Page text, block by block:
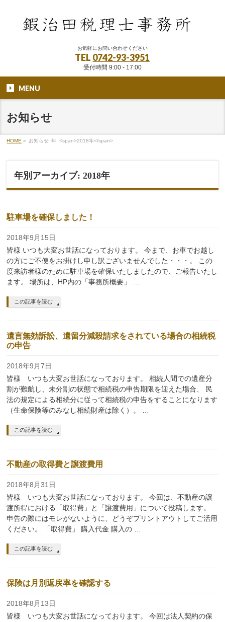
お気軽にお問い合わせください
TEL 0742-93-3951
受付時間 9:00 - 17:00
MENU
お知らせ
HOME » お知らせ 年: <span>2018年</span>
年別アーカイブ: 2018年
駐車場を確保しました！
2018年9月15日
皆様 いつも大変お世話になっております。 今まで、お車でお越し
の方にご不便をお掛けし申し訳ございませんでした・・・。 この
度来訪者様のために駐車場を確保いたしましたので、ご報告いたし
ます。 場所は、HP内の「事務所概要」 …
この記事を読む
遺言無効訴訟、遺留分減殺請求をされている場合の相続税
の申告
2018年9月7日
皆様 いつも大変お世話になっております。 相続人間での遺産分
割が難航し、未分割の状態で相続税の申告期限を迎えた場合、 民
法の規定による相続分に従って相続税の申告をすることになります
（生命保険等のみなし相続財産は除く）。 …
この記事を読む
不動産の取得費と譲渡費用
2018年8月31日
皆様 いつも大変お世話になっております。 今回は、不動産の譲
渡所得における「取得費」と「譲渡費用」について投稿します。
申告の際にはモレがないように、どうぞプリントアウトしてご活用
ください。 「取得費」 購入代金 購入の …
この記事を読む
保険は月別返戻率を確認する
2018年8月13日
皆様 いつも大変お世話になっております。 今回は法人契約の保